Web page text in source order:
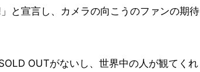
と宣言し、カメラの向こうのファンの期待
OUTがないし、世界中の人が観てくれ